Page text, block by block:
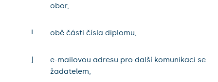
obor,
i. obě části čísla diplomu,
j.
e-mailovou adresu pro další komunikaci se
žadatelem,